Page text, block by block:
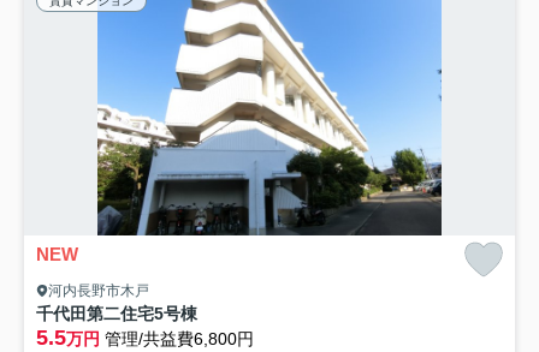
NEW
河内長野市木戸
千代田第二住宅5号棟
5.5万円 管理/共益費6,800円